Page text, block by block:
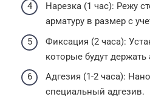
Нарезка (1 час): Режу
арматуру в размер с
Фиксация (2 часа):
которые будут держать
Адгезия (1-2 часа):
специальный адгезив.